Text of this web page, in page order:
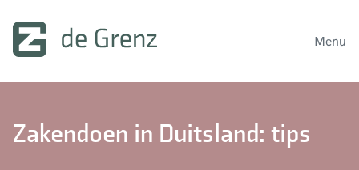
Menu
Zakendoen in Duitsland: tips